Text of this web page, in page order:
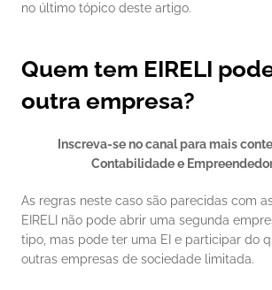
no último tópico deste artigo.
Quem tem EIRELI
outra empresa?
Inscreva-se no canal para mais
Contabilidade e
As regras neste caso são parecidas com
EIRELI não pode abrir uma segunda
tipo, mas pode ter uma EI e participar do
outras empresas de sociedade limitada.